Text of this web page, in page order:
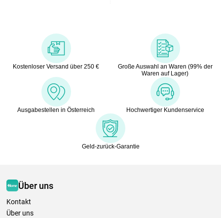
Kostenloser Versand über 250 €
Große Auswahl an Waren (99% der
Waren auf Lager)
Ausgabestellen in Österreich Hochwertiger Kundenservice
Geld-zurück-Garantie
Über uns
Kontakt
Über uns